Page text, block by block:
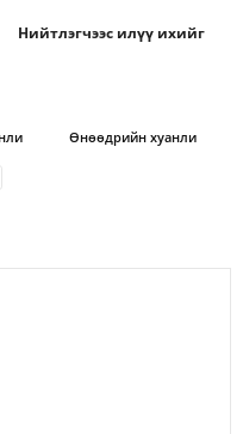
Нийтлэгчээс илүү ихийг
Өнөөдрийн хуанли